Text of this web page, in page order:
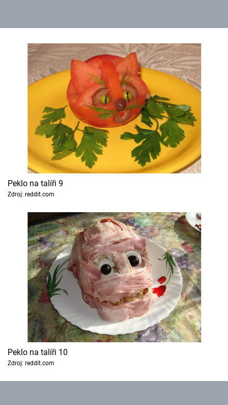
Peklo na talíři 9
Zdroj: reddit.com
Peklo na talíři 10
Zdroj: reddit.com